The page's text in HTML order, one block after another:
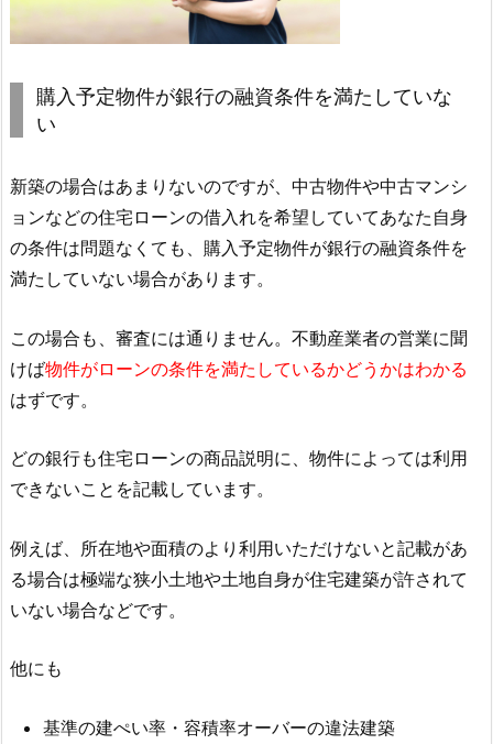
購入予定物件が銀行の融資条件を満たしていな
い
新築の場合はあまりないのですが、中古物件や中古マンシ
ョンなどの住宅ローンの借入れを希望していてあなた自身
の条件は問題なくても、購入予定物件が銀行の融資条件を
満たしていない場合があります。
この場合も、審査には通りません。不動産業者の営業に聞
けば物件がローンの条件を満たしているかどうかはわかる
はずです。
どの銀行も住宅ローンの商品説明に、物件によっては利用
できないことを記載しています。
例えば、所在地や面積のより利用いただけないと記載があ
る場合は極端な狭小土地や土地自身が住宅建築が許されて
いない場合などです。
他にも
基準の建ぺい率・容積率オーバーの違法建築